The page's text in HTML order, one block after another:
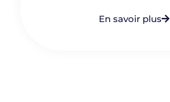
En savoir plus